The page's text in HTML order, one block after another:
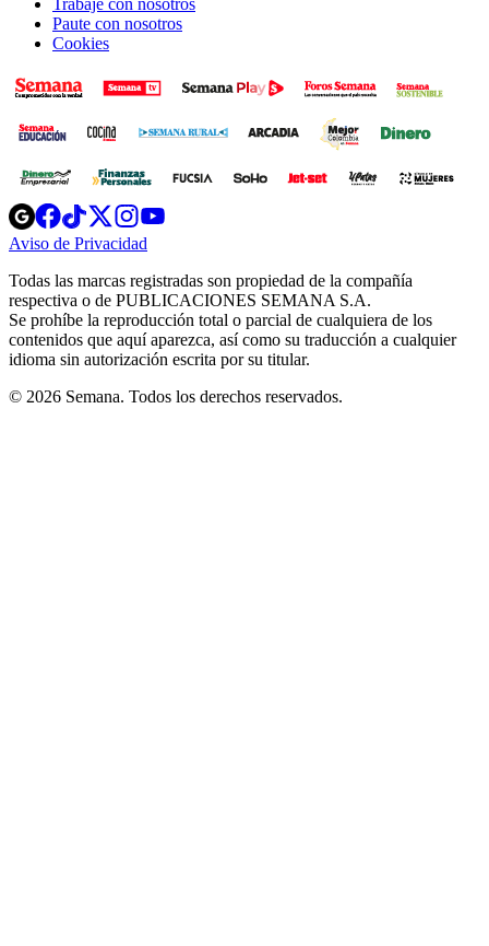
Trabaje con nosotros
Paute con nosotros
Cookies
Opens
in
new
Opens
in
new
Opens
in
new
window
Opens
new
windowwindow
Aviso de Privacidad
new
window
Todas las marcas registradas son propiedad de la compañía
respectiva o de PUBLICACIONES SEMANA S.A.
Se prohíbe la reproducción total o parcial de cualquiera de los
contenidos que aquí aparezca, así como su traducción a cualquier
idioma sin autorización escrita por su titular.
© 2026 Semana. Todos los derechos reservados.